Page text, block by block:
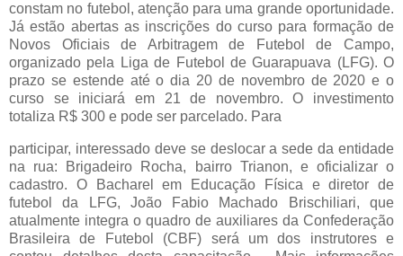
constam no futebol, atenção para uma grande oportunidade.
Já estão abertas as inscrições do curso para formação de
Novos Oficiais de Arbitragem de Futebol de Campo,
organizado pela Liga de Futebol de Guarapuava (LFG). O
prazo se estende até o dia 20 de novembro de 2020 e o
curso se iniciará em 21 de novembro. O investimento
totaliza R$ 300 e pode ser parcelado. Para
participar, interessado deve se deslocar a sede da entidade
na rua: Brigadeiro Rocha, bairro Trianon, e oficializar o
cadastro. O Bacharel em Educação Física e diretor de
futebol da LFG, João Fabio Machado Brischiliari, que
atualmente integra o quadro de auxiliares da Confederação
Brasileira de Futebol (CBF) será um dos instrutores e